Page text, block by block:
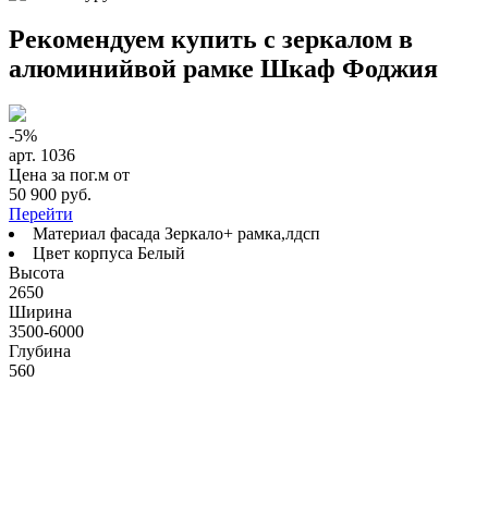
Рекомендуем купить с зеркалом в
алюминийвой рамке Шкаф Фоджия
-5%
арт. 1036
Цена за пог.м от
50 900 руб.
Перейти
Материал фасада Зеркало+ рамка,лдсп
Цвет корпуса Белый
Высота
2650
Ширина
3500-6000
Глубина
560